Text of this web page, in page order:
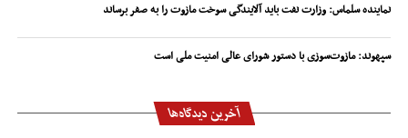
نماینده سلماس: وزارت نفت باید آلایندگی سوخت مازوت را به صفر برساند
سپهوند:‌ مازوت‌سوزی با دستور شورای عالی امنیت ملی است
آخرین دیدگاه‌ها